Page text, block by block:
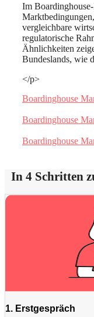
Im
vergleichbare
regulatorische
Ähnlichkeiten
Bundeslands, wie
</p>
Boardinghouse
Boardinghouse
Boardinghouse
In 4 Schritten
1. Erstgespräch